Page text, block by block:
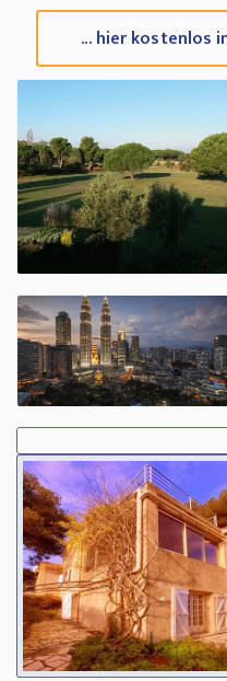
... hier kostenlos